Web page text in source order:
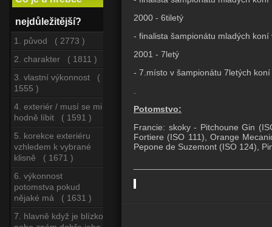
nejdůležitější?
1. původ ( 2773 )
2. charakter ( 1811 )
3. vlastní výkonnost (
1555 )
4. exteriér / musí se mi
hodně líbit ( 1591 )
5. korekce exteriéru
vzhledem k vybrané
klisně ( 1671 )
6. výkonnost
potomstva pokud
nějaké má ( 1631 )
7. hlavně když je blízko
2000 - 6tiletý
- finalista šampionátu mladých
2001 - 7letý
- 7.místo v šampionátu 7letých
Potomstvo:
Francie: skoky - Pitchoune Gin
Fortiere (ISO 111), Orange
Pepone de Suzemont (ISO 124),